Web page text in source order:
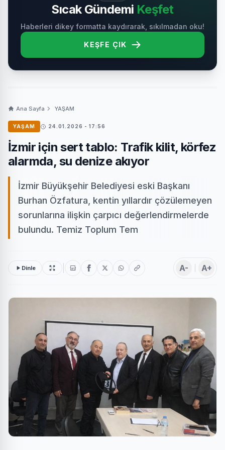
Sıcak Gündemi Keşfet
Haberleri dikey formatta kaydırarak, sıkılmadan oku!
KEŞFE ÇIK
Ana Sayfa YAŞAM
YAŞAM 24.01.2026 - 17:56
İzmir için sert tablo: Trafik kilit, körfez
alarmda, su denize akıyor
İzmir Büyükşehir Belediyesi eski Başkanı
Burhan Özfatura, kentin yıllardır çözülemeyen
sorunlarına ilişkin çarpıcı değerlendirmelerde
bulundu. Temiz Toplum Tem
Dinle A- A+